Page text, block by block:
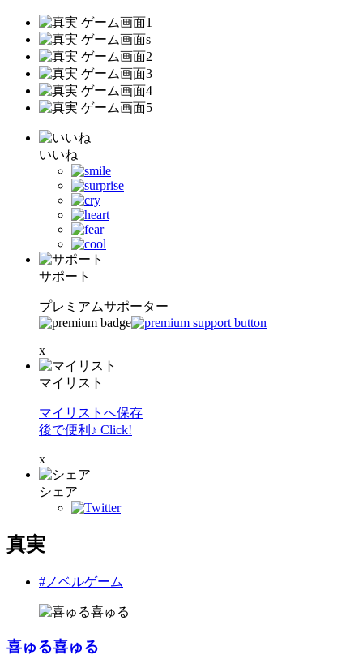
いいね
サポート
プレミアムサポーター
x
マイリスト
マイリストへ保存
後で便利♪ Click!
x
シェア
真実
#ノベルゲーム
喜ゅる喜ゅる